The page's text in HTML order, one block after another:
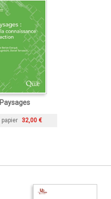
Paysages
papier 32,00 €